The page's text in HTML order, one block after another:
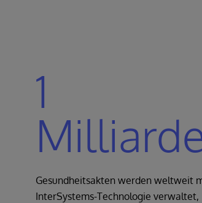
1
Gesundheitsakten werden weltweit
InterSystems-Technologie verwaltet,